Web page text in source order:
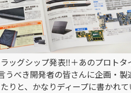
ッグシップ発表‼＋あのプロト
うべき開発者の皆さんに企画・
りと、かなりディープに書かれて